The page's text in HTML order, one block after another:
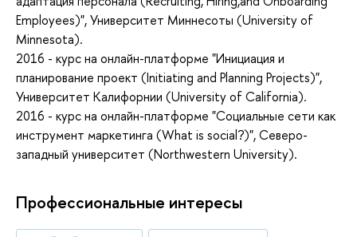
Employees)", Университет Миннесоты (University of
Minnesota).
2016 - курс на онлайн-платформе "Инициация и
планирование проект (Initiating and Planning Projects)",
Университет Калифорнии (University of California).
2016 - курс на онлайн-платформе "Социальные сети как
инструмент маркетинга (What is social?)", Северо-
западный университет (Northwestern University).
Профессиональные интересы